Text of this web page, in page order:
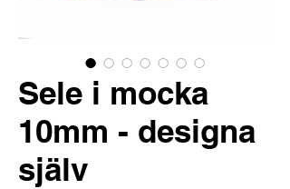
Sele i mocka
10mm - designa
själv